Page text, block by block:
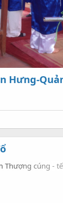
Hưng-
Thượng cúng -